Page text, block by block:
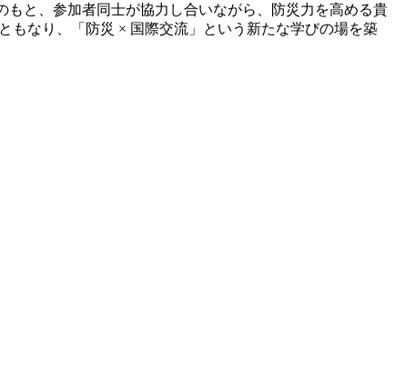
と、参加者同士が協力し合いながら、防災力を高める貴
もなり、「防災 × 国際交流」という新たな学びの場を築